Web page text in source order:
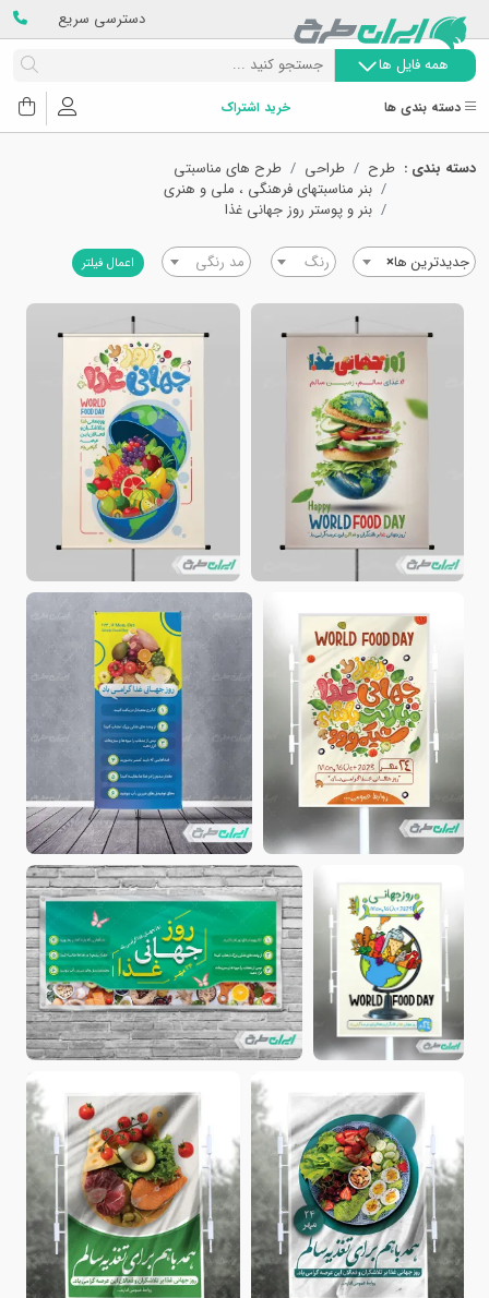
دسترسی سریع
همه فایل ها
دسته بندی ها خرید اشتراک
دسته بندی : طرح طراحی
طرح های مناسبتی
بنر مناسبتهای فرهنگی ، ملی و هنری
بنر و پوستر روز جهانی غذا
×جدیدترین ها رنگ مد رنگی اعمال فیلتر